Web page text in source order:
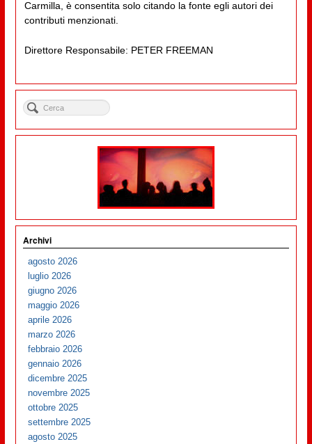
Carmilla, è consentita solo citando la fonte egli autori dei
contributi menzionati.
Direttore Responsabile: PETER FREEMAN
Archivi
agosto 2026
luglio 2026
giugno 2026
maggio 2026
aprile 2026
marzo 2026
febbraio 2026
gennaio 2026
dicembre 2025
novembre 2025
ottobre 2025
settembre 2025
agosto 2025